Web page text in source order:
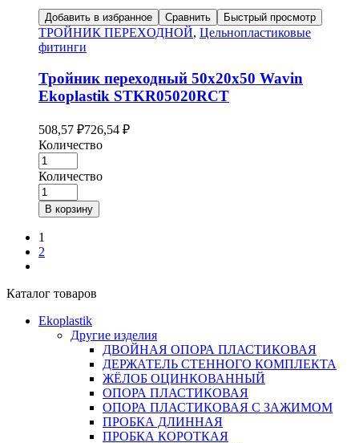
Добавить в избранное Сравнить Быстрый просмотр
ТРОЙНИК ПЕРЕXОДНОЙ, Цельнопластиковые
фитинги
Тройник переxодный 50x20x50 Wavin
Ekoplastik STKR05020RCT
508,57 ₽726,54 ₽
Количество
Количество
В корзину
1
2
Каталог товаров
Ekoplastik
Другие изделия
ДВОЙНАЯ ОПОРА ПЛАСТИКОВАЯ
ДЕРЖАТЕЛЬ СТЕННОГО КОМПЛЕКТА
ЖЁЛОБ ОЦИНКОВАННЫЙ
ОПОРА ПЛАСТИКОВАЯ
ОПОРА ПЛАСТИКОВАЯ С ЗАЖИМОМ
ПРОБКА ДЛИННАЯ
ПРОБКА КОРОТКАЯ